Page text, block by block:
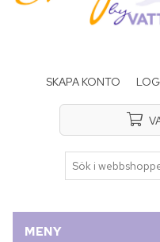
SKAPA KONTO
MENY